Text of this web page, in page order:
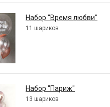
Набор "Время любви"
11 шариков
Набор "Париж"
13 шариков